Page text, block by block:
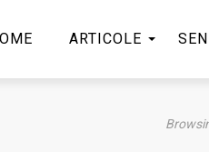
ARTICOLE